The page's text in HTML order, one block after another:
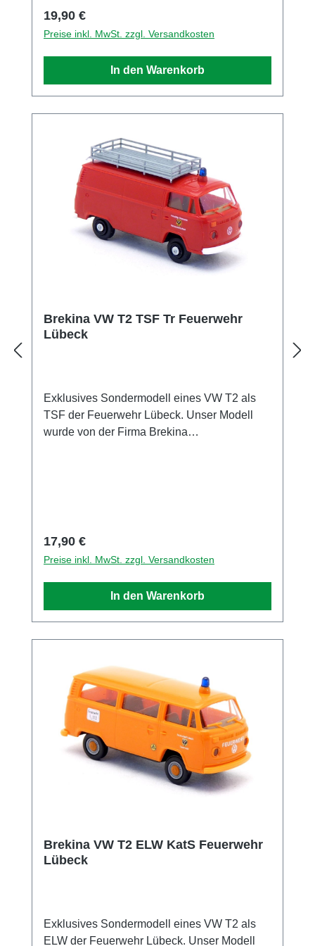
Zeppelinstr. 8, Teningen, Baden Württemberg,
79331, DE E-Mail info@brekina.de Telefon
0049766393270
Regulärer Preis:
19,90 €
Preise inkl. MwSt. zzgl. Versandkosten
In den Warenkorb
Brekina VW T2 TSF Tr Feuerwehr
Lübeck
Exklusives Sondermodell eines VW T2 als
TSF der Feuerwehr Lübeck. Unser Modell
wurde von der Firma Brekina
Zeppelinstr. 8, Teningen, Baden Württemberg,
79331, DE E-Mail info@brekina.de Telefon
0049766393270
Regulärer Preis:
17,90 €
Preise inkl. MwSt. zzgl. Versandkosten
In den Warenkorb
Brekina VW T2 ELW KatS Feuerwehr
Lübeck
Exklusives Sondermodell eines VW T2 als
ELW der Feuerwehr Lübeck. Unser Modell